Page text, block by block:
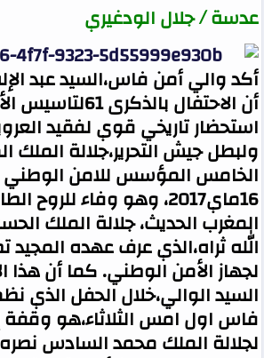
عدسة / جلال الودغيري
أكد والي أمن فاس،السيد عبد
أن الاحتفال
استحضار تاريخي قوي لفقيد
ولبطل جيش التحرير،جلالة
الخامس المؤسس للامن الوطني
16ماي2017، وهو وفاء للروح
المغرب الحديث، جلالة الملك
الله ثراه،الذي عرف عهده المجيد
لجهاز الأمن الوطني. كما أن هذا
السيد الوالي،خلال الحفل الذي
فاس اول امس الثلاثاء،هو وقفة
لجلالة الملك محمد السادس نصره